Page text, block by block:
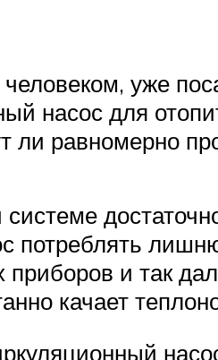
человеком, уже
насос для
ли равномерно
системе
потреблять
приборов и так
качает